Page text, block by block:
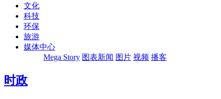
文化
科技
环保
旅游
媒体中心
Mega Story 图表新闻 图片 视频 播客
时政